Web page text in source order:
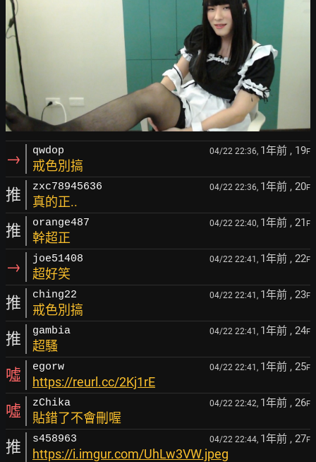
→ qwdop 04/22 22:36, 1年前 , 19F
戒色別搞
推 zxc78945636 04/22 22:36, 1年前 , 20F
真的正..
推 orange487 04/22 22:40, 1年前 , 21 F
幹超正
→ joe51408 04/22 22:41, 1年前 , 22F
超好笑
推 ching22 04/22 22:41, 1年前 , 23F
戒色別搞
推 gambia 04/22 22:41, 1年前 , 24F
超騷
噓 egorw 04/22 22:41, 1年前 , 25F
https://reurl.cc/2Kj1rE
噓 zChika 04/22 22:42, 1年前 , 26F
貼錯了不會刪喔
推 s458963 04/22 22:44, 1年前 , 27F
https://i.imgur.com/UhLw3VW.jpeg